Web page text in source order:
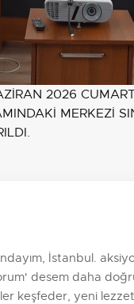
2026
MERKEZİ
İstanbul.
desem daha
keşfeder, yeni